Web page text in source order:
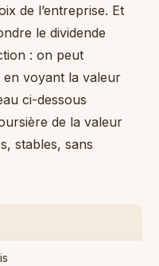
de l’entreprise. Et
le dividende
: on peut
voyant la valeur
ci-dessous
de la valeur
stables, sans